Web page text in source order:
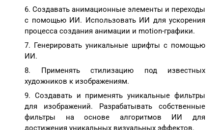
Создавать анимационные элементы и переходы
с помощью ИИ. Использовать ИИ для ускорения
процесса создания анимации и motion-графики.
Генерировать уникальные шрифты с помощью
ИИ.
Применять стилизацию под известных
художников к изображениям.
Создавать и применять уникальные фильтры
для изображений. Разрабатывать собственные
фильтры на основе алгоритмов ИИ для
достижения уникальных визуальных эффектов.